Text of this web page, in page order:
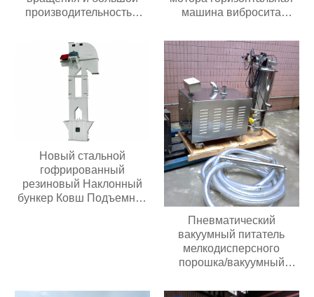
производительностью
питатель для угольных
мельниц
машина вибросита
использована для
зернистого удобрения
Новый стальной
гофрированный
резиновый Наклонный
бункер Ковш Подъемной
Пневматический
вакуумный питатель
мелкодисперсного
порошка/вакуумный
вакуумный конвейер